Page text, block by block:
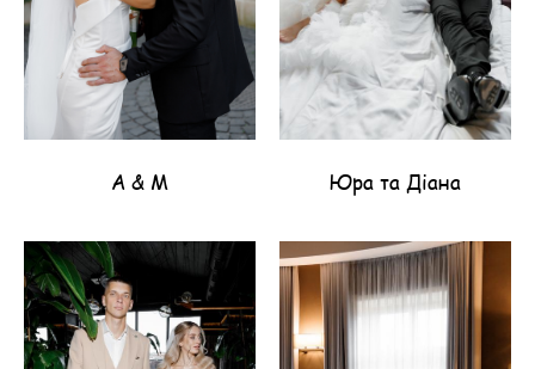
А & М Юра та Діана